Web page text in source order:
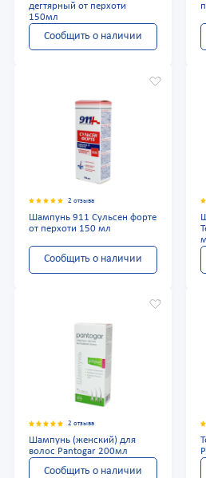
дегтярный от перхоти
150мл
Сообщить о наличии
2 отзыва
Шампунь 911 Сульсен форте
от перхоти 150 мл
Сообщить о наличии
2 отзыва
Шампунь (женский) для
волос Pantogar 200мл
Сообщить о наличии